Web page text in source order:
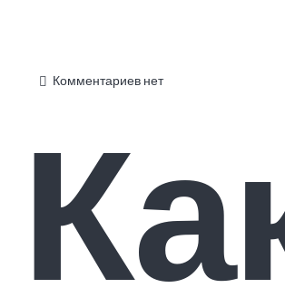
Комментариев нет